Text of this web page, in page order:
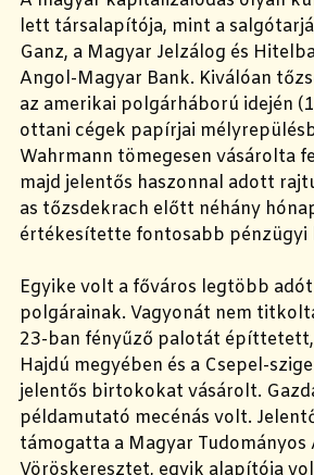
lett társalapítója, mint a
Ganz, a Magyar Jelzálog és
Angol-Magyar Bank. Kiválóan
az amerikai polgárháború idején
ottani cégek papírjai
Wahrmann tömegesen vásárolta
majd jelentős haszonnal adott
as tőzsdekrach előtt néhány
értékesítette fontosabb pénzügyi
Egyike volt a főváros legtöbb
polgárainak. Vagyonát nem
23-ban fényűző palotát
Hajdú megyében és a Csepel-
jelentős birtokokat vásárolt.
példamutató mecénás volt.
támogatta a Magyar Tudományos